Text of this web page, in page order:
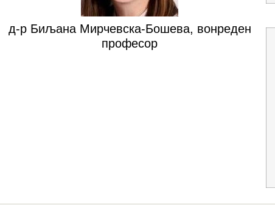
д-р Биљана Мирчевска-Бошева, вонреден
професор